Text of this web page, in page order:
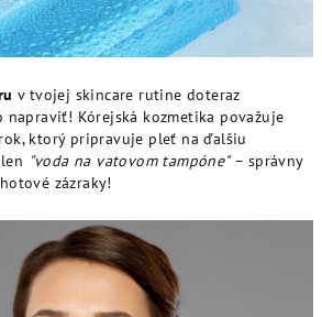
v tvojej skincare rutine doteraz
napraviť! Kórejská kozmetika považuje
ktorý pripravuje pleť na ďalšiu
"voda na vatovom tampóne"– správny
zázraky!